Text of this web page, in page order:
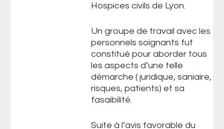
Hospices civils de Lyon.
Un groupe de travail avec les
personnels soignants fut
constitué pour aborder tous
les aspects d’une telle
démarche ( juridique, saniaire,
risques, patients) et sa
fasaibilité.
Suite à l’avis favorable du